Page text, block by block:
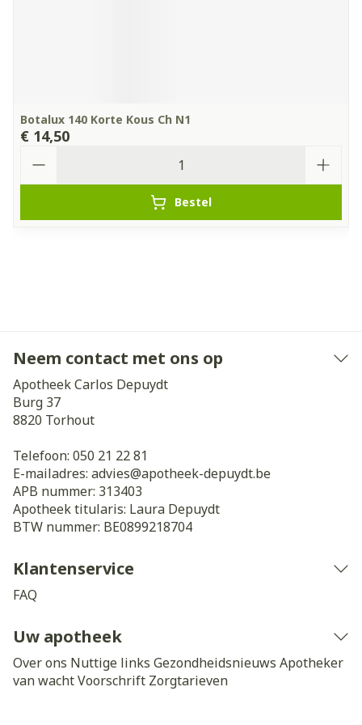
Botalux 140 Korte Kous Ch N1
€ 14,50
Bestel
Neem contact met ons op
Apotheek Carlos Depuydt
Burg 37
8820 Torhout
Telefoon: 050 21 22 81
E-mailadres: advies@apotheek-depuydt.be
APB nummer: 313403
Apotheek titularis: Laura Depuydt
BTW nummer: BE0899218704
Klantenservice
FAQ
Uw apotheek
Over ons Nuttige links Gezondheidsnieuws Apotheker
van wachtVoorschrift Zorgtarieven